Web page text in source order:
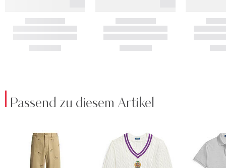
Passend zu diesem Artikel